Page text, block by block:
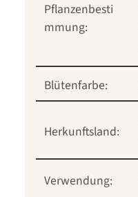
Pflanzenbesti
mmung:
Blütenfarbe:
Herkunftsland:
Verwendung: